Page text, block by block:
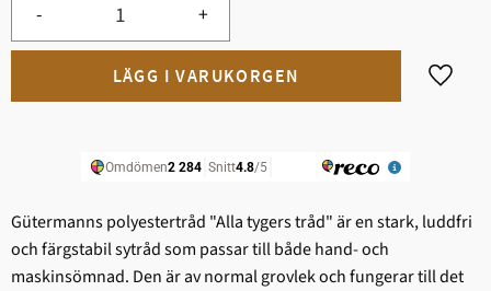
+
-
Lägg
Gütermanns polyestertråd "Alla tygers tråd" är en stark, ludd­fri
och färgstabil sytråd som passar till både hand- och
maskinsömnad. Den är av normal grovlek och fungerar till det